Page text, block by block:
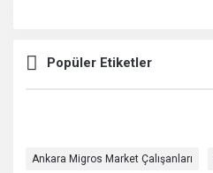
Popüler Etiketler
Ankara Migros Market Çalışanları